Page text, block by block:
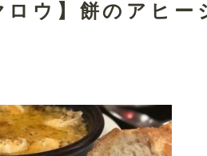
ロウ】餅のアヒ